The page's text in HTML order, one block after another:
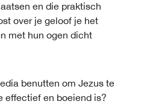
en die praktisch
over je geloof je het
met hun ogen dicht
benutten om Jezus te
effectief en boeiend is?